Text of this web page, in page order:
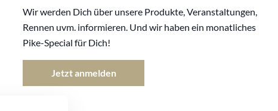
Wir werden Dich über unsere Produkte, Veranstaltungen,
Rennen uvm. informieren. Und wir haben ein monatliches
Pike-Special für Dich!
Jetzt anmelden